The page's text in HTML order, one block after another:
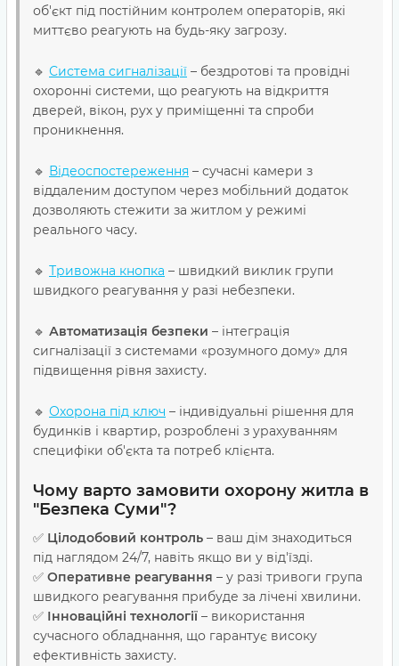
об'єкт під постійним контролем операторів, які
миттєво реагують на будь-яку загрозу.
🔹 Система сигналізації – бездротові та провідні
охоронні системи, що реагують на відкриття
дверей, вікон, рух у приміщенні та спроби
проникнення.
🔹 Відеоспостереження – сучасні камери з
віддаленим доступом через мобільний додаток
дозволяють стежити за житлом у режимі
реального часу.
🔹 Тривожна кнопка – швидкий виклик групи
швидкого реагування у разі небезпеки.
🔹 Автоматизація безпеки – інтеграція
сигналізації з системами «розумного дому» для
підвищення рівня захисту.
🔹 Охорона під ключ – індивідуальні рішення для
будинків і квартир, розроблені з урахуванням
специфіки об'єкта та потреб клієнта.
Чому варто замовити охорону житла в
"Безпека Суми"?
✅ Цілодобовий контроль – ваш дім знаходиться
під наглядом 24/7, навіть якщо ви у від'їзді.
✅ Оперативне реагування – у разі тривоги група
швидкого реагування прибуде за лічені хвилини.
✅ Інноваційні технології – використання
сучасного обладнання, що гарантує високу
ефективність захисту.